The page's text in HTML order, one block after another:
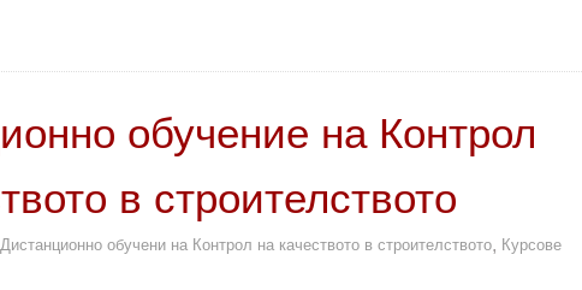
обучение на Контрол
в строителството
Дистанционно обучени на Контрол на качеството в строителството, Курсове